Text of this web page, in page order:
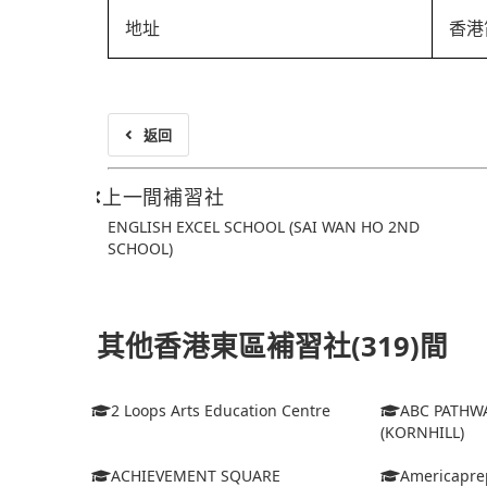
地址 香
返回
上一間補習社
ENGLISH EXCEL SCHOOL (SAI WAN HO 2ND
SCHOOL)
其他香港東區補習社(319)間
2 Loops Arts Education Centre
ABC
(KORNHILL)
ACHIEVEMENT SQUARE